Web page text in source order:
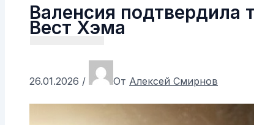
Валенсия подтвердила
Вест Хэма
26.01.2026 / От Алексей Смирнов